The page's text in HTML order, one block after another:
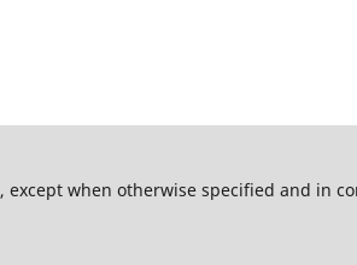
, except when otherwise specified and in